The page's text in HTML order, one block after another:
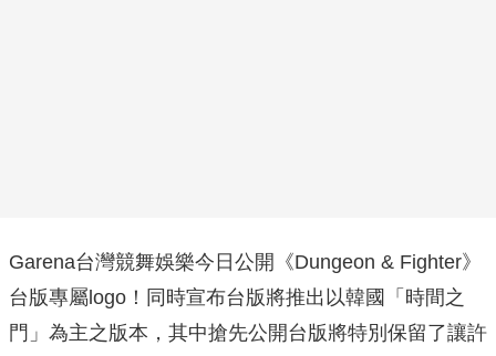
Garena台灣競舞娛樂今日公開《Dungeon & Fighter》
台版專屬logo！同時宣布台版將推出以韓國「時間之
門」為主之版本，其中搶先公開台版將特別保留了讓許